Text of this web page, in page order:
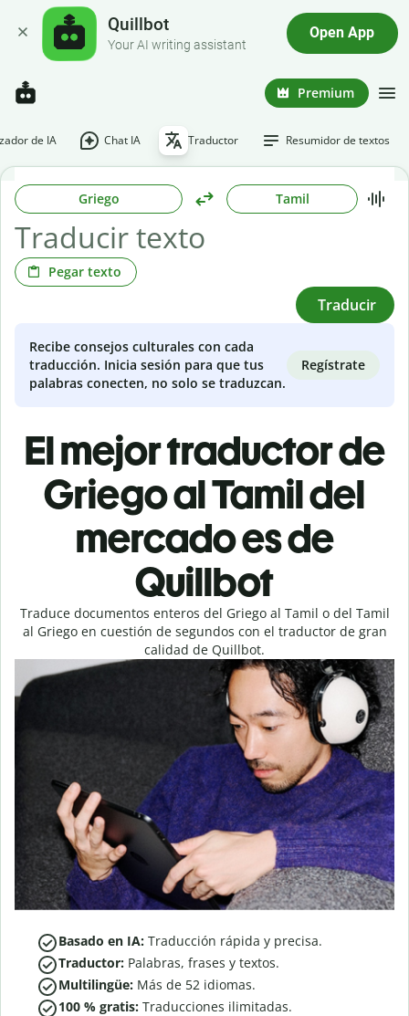
Quillbot
Your AI writing assistant
Open App
Premium
de IA Chat IA Traductor Resumidor de textos
Griego Tamil
Pegar texto
Traducir
Recibe consejos culturales con cada
traducción. Inicia sesión para que tus
palabras conecten, no solo se traduzcan.
Regístrate
El mejor traductor de
Griego al Tamil del
mercado es de
Quillbot
Traduce documentos enteros del Griego al Tamil o del Tamil
al Griego en cuestión de segundos con el traductor de gran
calidad de Quillbot.
Basado en IA: Traducción rápida y precisa.
Traductor: Palabras, frases y textos.
Multilingüe: Más de 52 idiomas.
100 % gratis: Traducciones ilimitadas.